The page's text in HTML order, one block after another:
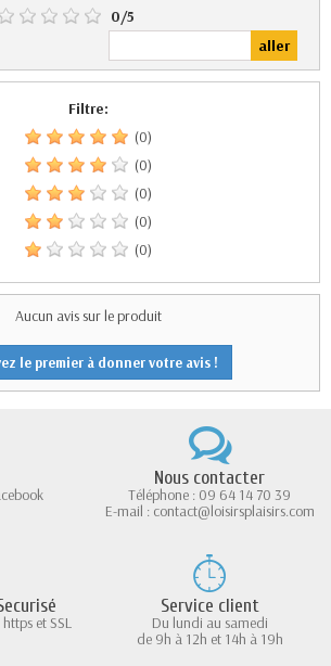
0/5
Filtre:
(0)
(0)
(0)
(0)
(0)
Aucun avis sur le produit
le premier à donner votre avis !
Nous contacter
Téléphone : 09 64 14 70 39
E-mail : contact@loisirsplaisirs.com
et SSL
Service client
Du lundi au samedi
de 9h à 12h et 14h à 19h